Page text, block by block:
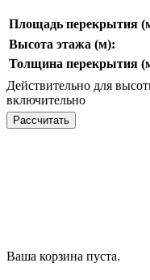
Площадь перекрытия
Высота этажа (м):
Толщина перекрытия
Действительно для
включительно
Ваша корзина пуста.